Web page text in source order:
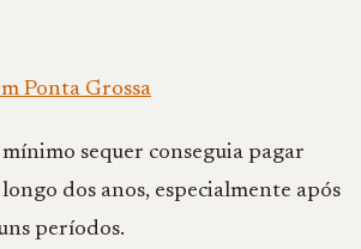
Ponta Grossa
sequer conseguia pagar
dos anos, especialmente após
períodos.